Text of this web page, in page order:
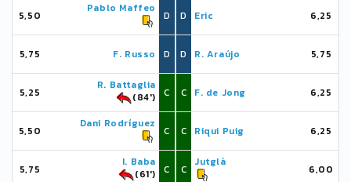
5,50
Pablo Maffeo
D
5,75 F. Russo D
5,25
R. Battaglia
(84')
C
5,50
Dani Rodríguez
C
5,75
I. Baba
(61')
C
D Eric 6,25
D R. Araújo 5,75
C F. de Jong 6,25
C Riqui Puig 6,25
C
Jutglà
6,00